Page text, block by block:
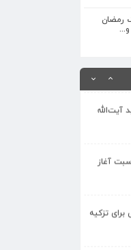
رمضان
آیت‌الله
آغاز
تزکیه